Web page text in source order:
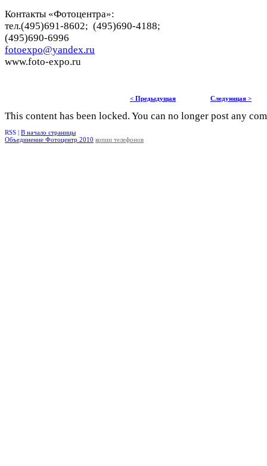
Контакты «Фотоцентра»:
тел.(495)691-8602; (495)690-4188;
(495)690-6996
fotoexpo@yandex.ru
www.foto-expo.ru
< Предыдущая Следующая >
This content has been locked. You can no longer post any
RSS | В начало страницы
Объединение Фотоцентр 2010 копии телефонов